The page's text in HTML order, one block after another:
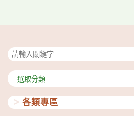
分
類
各類專區